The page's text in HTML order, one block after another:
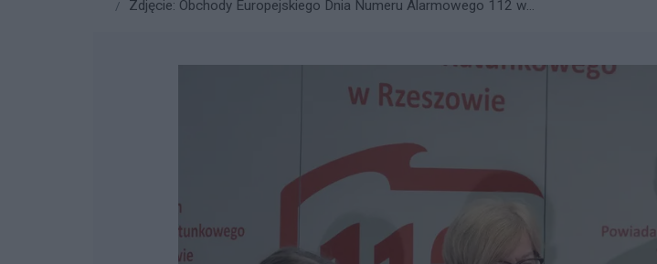
Zdjęcie: Obchody Europejskiego Dnia Numeru Alarmowego 112 w...